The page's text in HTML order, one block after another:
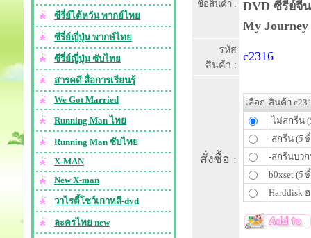
ซีรี่ย์ไต้หวัน พากย์ไทย
ซีรี่ย์ญี่ปุ่น พากษ์ไทย
ซีรี่ย์ญี่ปุ่น ซับไทย
สารคดี สื่อการเรียนรุ้
We Got Married
Running Man ไทย
Running Man ซับไทย
X-MAN
New X-man
วาไรตี้โชว์เกาหลี-dvd
ละครไทย new
ชื่อสินค้า :
DVD ซีรีย์จี
My
รหัส
สินค้า :
c2316
สั่งซื้อ :
เลือก สินค้า
-ไม่สกรีน (
-สกรีน (5
-สกรีนบวก
b0xset (5
Harddisk